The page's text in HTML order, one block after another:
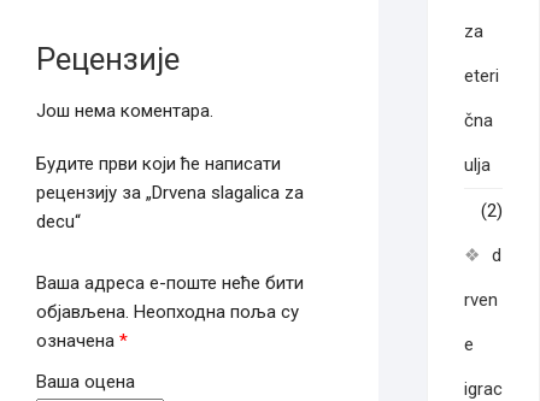
Рецензије
Још нема коментара.
Будите први који ће написати
рецензију за „Drvena slagalica za
decu“
Ваша адреса е-поште неће бити
објављена. Неопходна поља су
означена *
Ваша оцена
za
eteri
čna
ulja
(2)
d
rven
e
igrac